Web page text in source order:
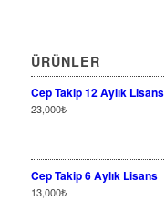
ÜRÜNLER
Cep Takip 12 Aylık Lisans
23,000₺
Cep Takip 6 Aylık Lisans
13,000₺